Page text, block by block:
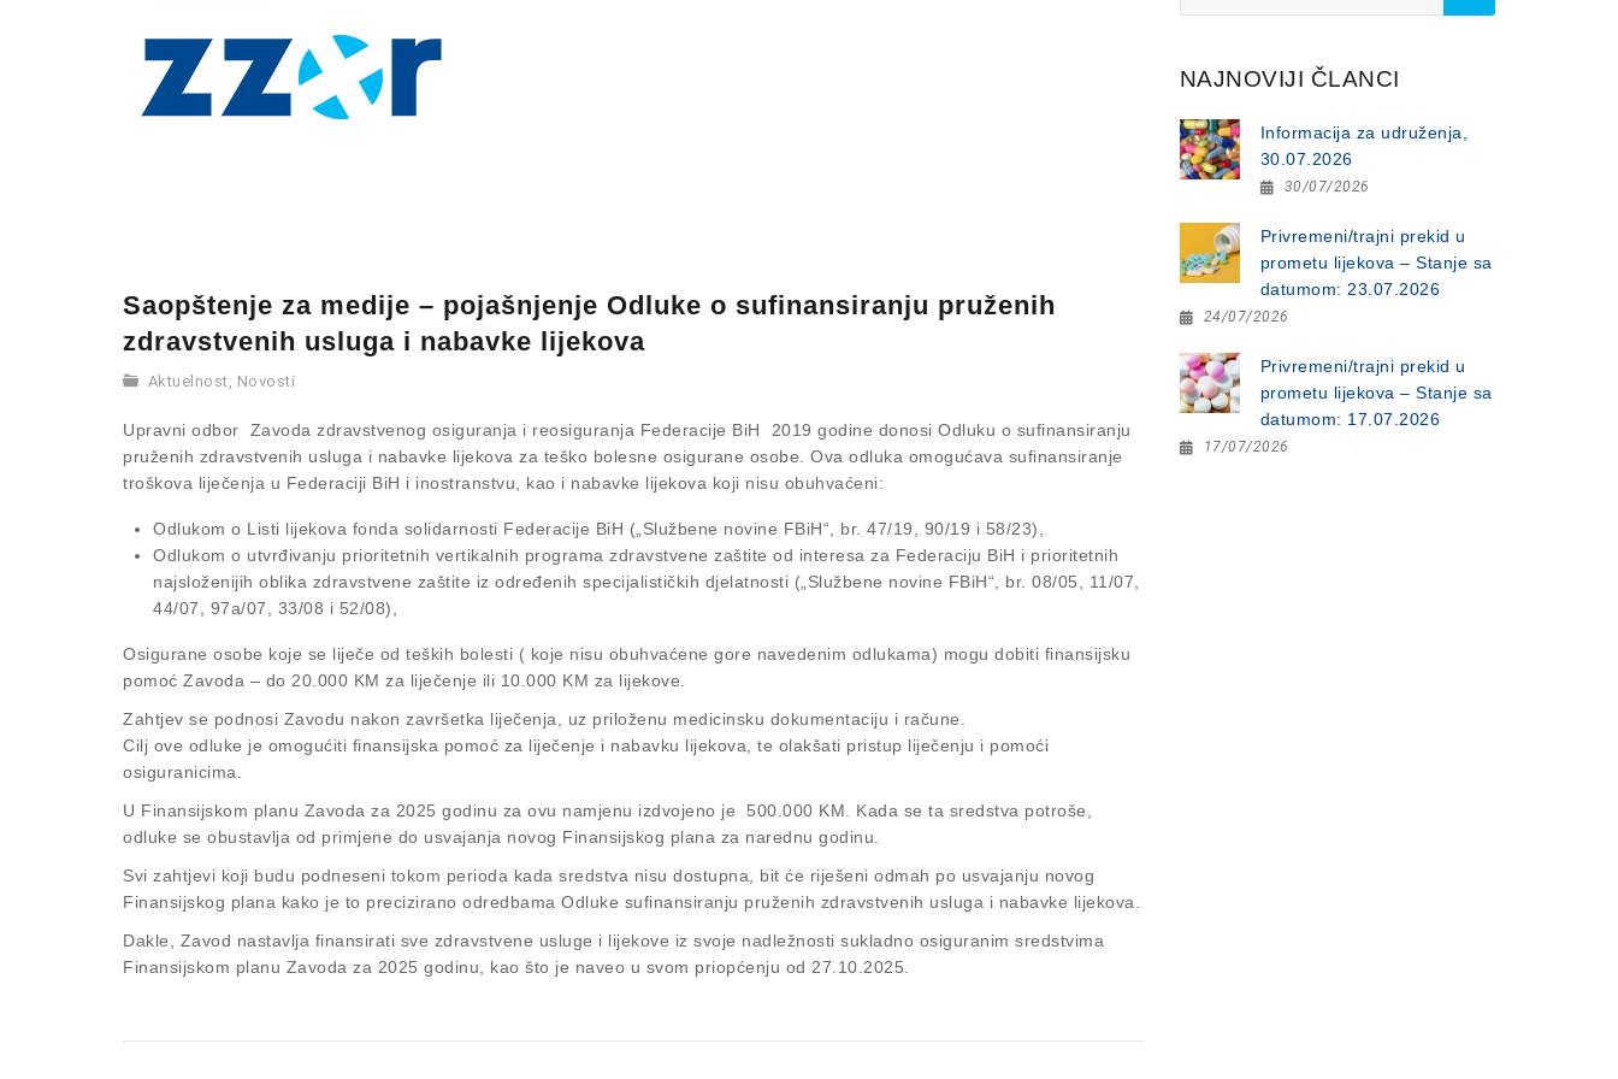
Saopštenje za medije – pojašnjenje Odluke o sufinansiranju pruženih
zdravstvenih usluga i nabavke lijekova
Aktuelnost, Novosti
Upravni odbor Zavoda zdravstvenog osiguranja i reosiguranja Federacije BiH 2019 godine donosi Odluku o sufinansiranju
pruženih zdravstvenih usluga i nabavke lijekova za teško bolesne osigurane osobe. Ova odluka omogućava sufinansiranje
troškova liječenja u Federaciji BiH i inostranstvu, kao i nabavke lijekova koji nisu obuhvaćeni:
Odlukom o Listi lijekova fonda solidarnosti Federacije BiH („Službene novine FBiH“, br. 47/19, 90/19 i 58/23),
Odlukom o utvrđivanju prioritetnih vertikalnih programa zdravstvene zaštite od interesa za Federaciju BiH i prioritetnih
najsloženijih oblika zdravstvene zaštite iz određenih specijalističkih djelatnosti („Službene novine FBiH“, br. 08/05, 11/07,
44/07, 97a/07, 33/08 i 52/08),
Osigurane osobe koje se liječe od teških bolesti ( koje nisu obuhvaćene gore navedenim odlukama) mogu dobiti finansijsku
pomoć Zavoda – do 20.000 KM za liječenje ili 10.000 KM za lijekove.
Zahtjev se podnosi Zavodu nakon završetka liječenja, uz priloženu medicinsku dokumentaciju i račune.
Cilj ove odluke je omogućiti finansijska pomoć za liječenje i nabavku lijekova, te olakšati pristup liječenju i pomoći
osiguranicima.
U Finansijskom planu Zavoda za 2025 godinu za ovu namjenu izdvojeno je 500.000 KM. Kada se ta sredstva potroše,
odluke se obustavlja od primjene do usvajanja novog Finansijskog plana za narednu godinu.
Svi zahtjevi koji budu podneseni tokom perioda kada sredstva nisu dostupna, bit će riješeni odmah po usvajanju novog
Finansijskog plana kako je to precizirano odredbama Odluke sufinansiranju pruženih zdravstvenih usluga i nabavke lijekova.
Dakle, Zavod nastavlja finansirati sve zdravstvene usluge i lijekove iz svoje nadležnosti sukladno osiguranim sredstvima
Finansijskom planu Zavoda za 2025 godinu, kao što je naveo u svom priopćenju od 27.10.2025.
NAJNOVIJI ČLANCI
Informacija za udruženja,
30.07.2026
30/07/2026
Privremeni/trajni prekid u
prometu lijekova – Stanje sa
datumom: 23.07.2026
24/07/2026
Privremeni/trajni prekid u
prometu lijekova – Stanje sa
datumom: 17.07.2026
17/07/2026